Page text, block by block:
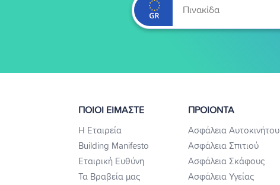
ΠΟΙΟΙ ΕΙΜΑΣΤΕ
Η Εταιρεία
Building Manifesto
Εταιρική Ευθύνη
Τα Βραβεία μας
ΠΡΟΙΟΝΤΑ
Ασφάλεια Αυτοκινήτου
Ασφάλεια Σπιτιού
Ασφάλεια Σκάφους
Ασφάλεια Υγείας